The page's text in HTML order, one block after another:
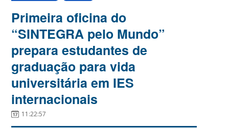
Primeira oficina do
“SINTEGRA pelo Mundo”
prepara estudantes de
graduação para vida
universitária em IES
internacionais
11:22:57